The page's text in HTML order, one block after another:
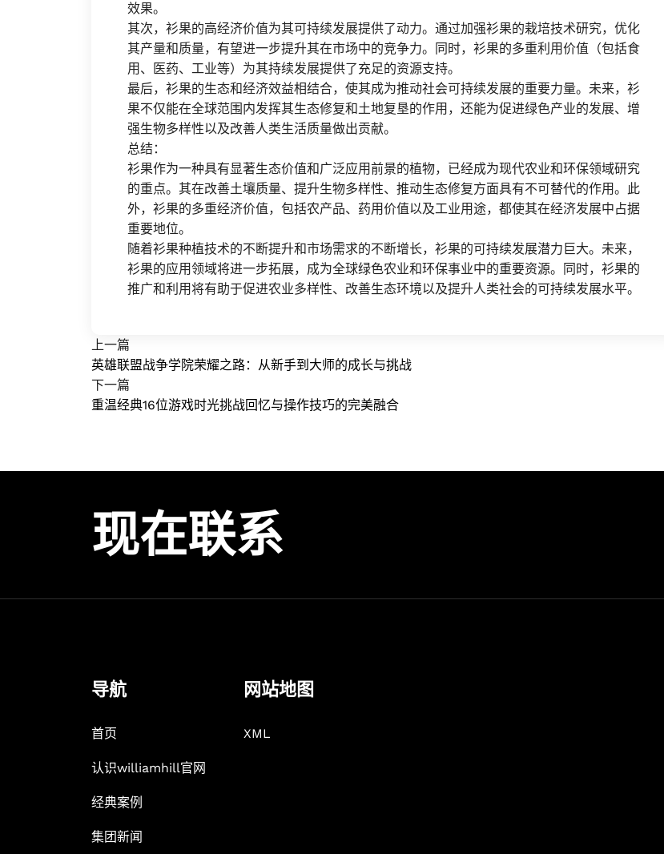
效果。
其次，衫果的高经济价值为其可持续发展提供了动力。通过加强衫果的栽培技术研究，优化
其产量和质量，有望进一步提升其在市场中的竞争力。同时，衫果的多重利用价值（包括食
用、医药、工业等）为其持续发展提供了充足的资源支持。
最后，衫果的生态和经济效益相结合，使其成为推动社会可持续发展的重要力量。未来，衫
果不仅能在全球范围内发挥其生态修复和土地复垦的作用，还能为促进绿色产业的发展、增
强生物多样性以及改善人类生活质量做出贡献。
总结：
衫果作为一种具有显著生态价值和广泛应用前景的植物，已经成为现代农业和环保领域研究
的重点。其在改善土壤质量、提升生物多样性、推动生态修复方面具有不可替代的作用。此
外，衫果的多重经济价值，包括农产品、药用价值以及工业用途，都使其在经济发展中占据
重要地位。
随着衫果种植技术的不断提升和市场需求的不断增长，衫果的可持续发展潜力巨大。未来，
衫果的应用领域将进一步拓展，成为全球绿色农业和环保事业中的重要资源。同时，衫果的
推广和利用将有助于促进农业多样性、改善生态环境以及提升人类社会的可持续发展水平。
上一篇
英雄联盟战争学院荣耀之路：从新手到大师的成长与挑战
下一篇
重温经典16位游戏时光挑战回忆与操作技巧的完美融合
现在联系
导航
首页
认识williamhill官网
经典案例
集团新闻
网站地图
XML